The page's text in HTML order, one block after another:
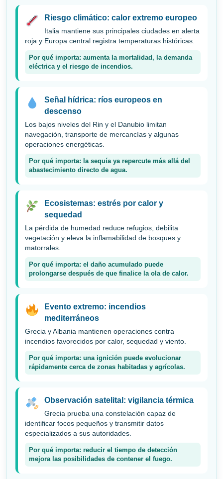
Riesgo climático: calor extremo europeo
Italia mantiene sus principales ciudades en alerta
roja y Europa central registra temperaturas históricas.
Por qué importa: aumenta la mortalidad, la demanda
eléctrica y el riesgo de incendios.
Señal hídrica: ríos europeos en
descenso
Los bajos niveles del Rin y el Danubio limitan
navegación, transporte de mercancías y algunas
operaciones energéticas.
Por qué importa: la sequía ya repercute más allá del
abastecimiento directo de agua.
Ecosistemas: estrés por calor y
sequedad
La pérdida de humedad reduce refugios, debilita
vegetación y eleva la inflamabilidad de bosques y
matorrales.
Por qué importa: el daño acumulado puede
prolongarse después de que finalice la ola de calor.
Evento extremo: incendios
mediterráneos
Grecia y Albania mantienen operaciones contra
incendios favorecidos por calor, sequedad y viento.
Por qué importa: una ignición puede evolucionar
rápidamente cerca de zonas habitadas y agrícolas.
Observación satelital: vigilancia térmica
Grecia prueba una constelación capaz de
identificar focos pequeños y transmitir datos
especializados a sus autoridades.
Por qué importa: reducir el tiempo de detección
mejora las posibilidades de contener el fuego.